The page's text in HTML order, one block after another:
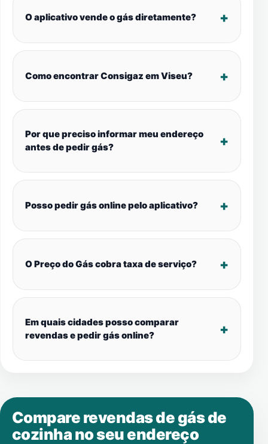
O aplicativo vende o gás diretamente?
Como encontrar Consigaz em Viseu?
Por que preciso informar meu endereço
antes de pedir gás?
Posso pedir gás online pelo aplicativo?
O Preço do Gás cobra taxa de serviço?
Em quais cidades posso comparar
revendas e pedir gás online?
Compare revendas de gás de
cozinha no seu endereço